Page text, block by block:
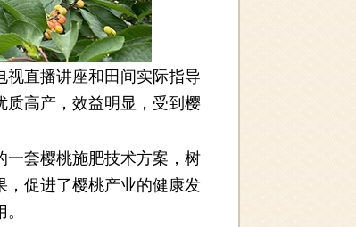
直播讲座和田间实际指导
质高产，效益明显，受到樱
套樱桃施肥技术方案，树
，促进了樱桃产业的健康发